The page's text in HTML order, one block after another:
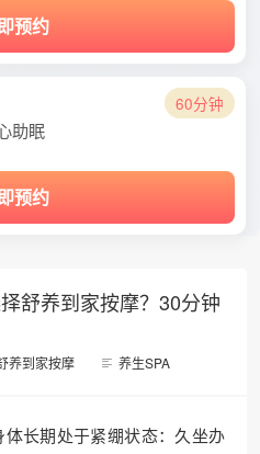
预约
60分钟
助眠
预约
舒养到家按摩？30分钟
养到家按摩 养生SPA
长期处于紧绷状态：久坐办